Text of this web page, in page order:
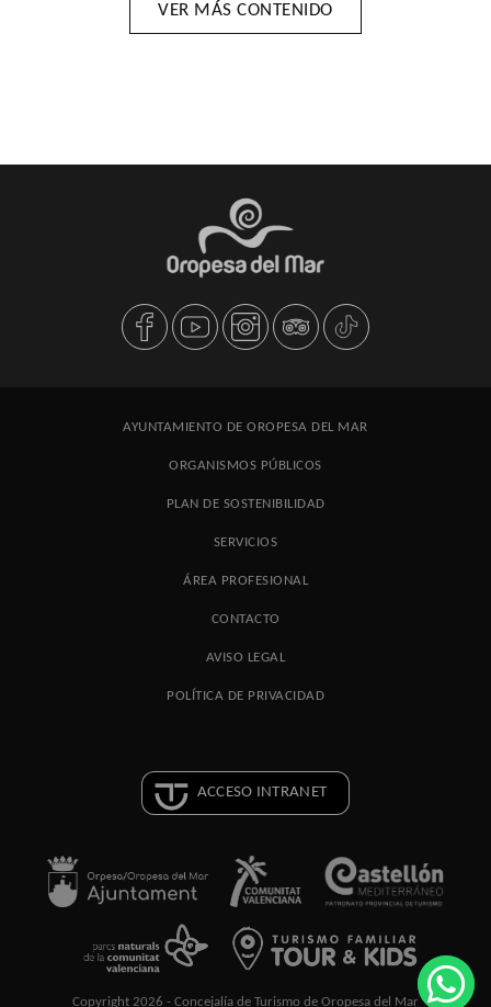
VER MÁS CONTENIDO
AYUNTAMIENTO DE OROPESA DEL MAR
ORGANISMOS PÚBLICOS
PLAN DE SOSTENIBILIDAD
SERVICIOS
ÁREA PROFESIONAL
CONTACTO
AVISO LEGAL
POLÍTICA DE PRIVACIDAD
ACCESO INTRANET
Copyright 2026 - Concejalía de Turismo de Oropesa del Mar